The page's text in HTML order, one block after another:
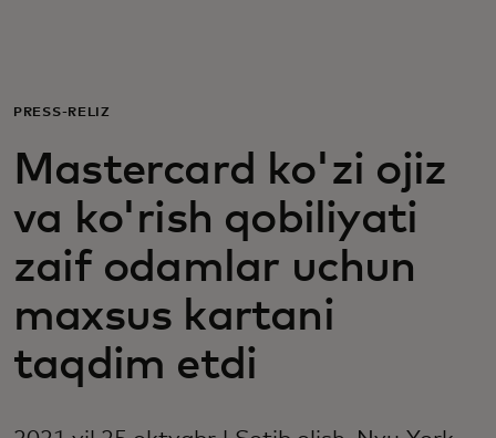
Biznes uchun
Butun dunyo uchun
Innovatorlar uchun
Yangiliklar va trendlar
PRESS-RELIZ
Mastercard ko'zi ojiz
va ko'rish qobiliyati
zaif odamlar uchun
maxsus kartani
taqdim etdi